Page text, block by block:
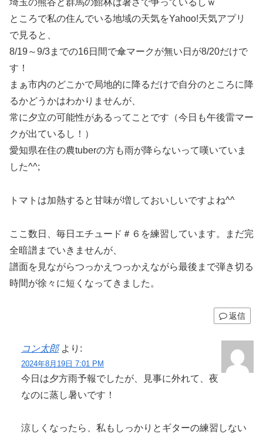
埼玉の熊谷と群馬の館林は暑さで争っているしｗ
ところで私の住んでいる地域の天気をYahoo!天気アプリ
で見ると、
8/19～9/3までの16日間で傘マークが無い日が8/20だけで
す！
まぁ市内のどこかで局地的に降るだけで自分のところに降
るかどうかはわかりませんが、
常に夕立の可能性があるってことです（今日も午後雷マー
クが出ているし！）
愛知県在住の農tuberの方も雨が降らないって嘆いていま
した^^;
トマトは加熱すると甘味が増しておいしいですよね^^
ここ数日、毎日エチュード＃６を練習しています。まだ完
全暗譜までいきませんが、
譜面を見ながらつっかえつっかえながら最後まで弾き切る
時間が徐々に短くなってきました。
返信
コン太郎 より:
2024年8月19日 7:01 PM
今日は夕方雨予報でしたが、見事に外れて、夜
なのに蒸し暑いです！
涼しくなったら、私もしっかりとギターの練習しない